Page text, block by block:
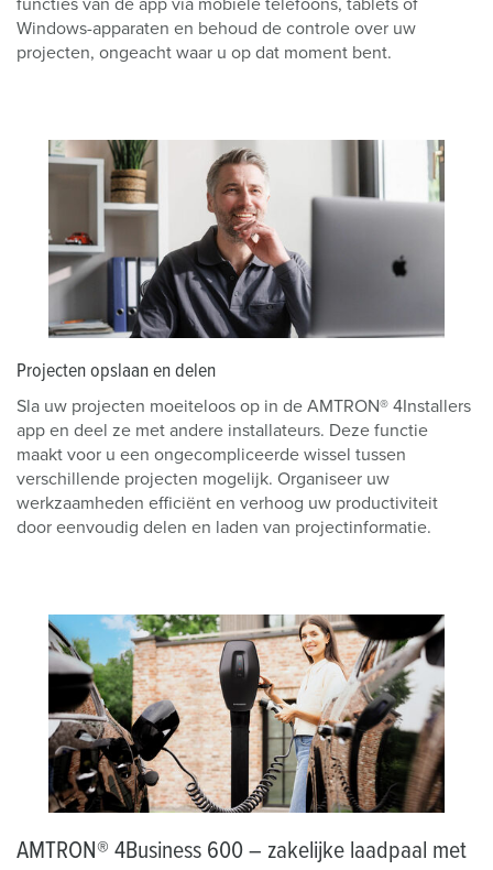
functies van de app via mobiele telefoons, tablets of
Windows-apparaten en behoud de controle over uw
projecten, ongeacht waar u op dat moment bent.
Projecten opslaan en delen
Sla uw projecten moeiteloos op in de AMTRON® 4Installers
app en deel ze met andere installateurs. Deze functie
maakt voor u een ongecompliceerde wissel tussen
verschillende projecten mogelijk. Organiseer uw
werkzaamheden efficiënt en verhoog uw productiviteit
door eenvoudig delen en laden van projectinformatie.
AMTRON® 4Business 600 – zakelijke laadpaal met